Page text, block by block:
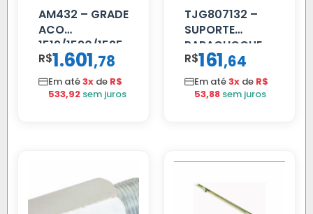
AM432 – GRADE
ACO
1519/1520/1525
R$1.601,78
Em até3x de R$
533,92 sem juros
TJG807132 –
SUPORTE
PARACHOQUE
VW 12.170 LD
R$161,64
Em até3x de R$
53,88 sem juros